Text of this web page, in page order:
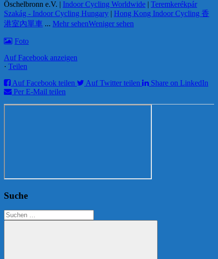
Öschelbronn e.V. | Indoor Cycling Worldwide | Teremkerékpár
Szakág - Indoor Cycling Hungary | Hong Kong Indoor Cycling 香
港室內單車 ... Mehr sehenWeniger sehen
Foto
Auf Facebook anzeigen
· Teilen
Auf Facebook teilen
Auf Twitter teilen
Share on LinkedIn
Per E-Mail teilen
Suche
Suchen
nach: